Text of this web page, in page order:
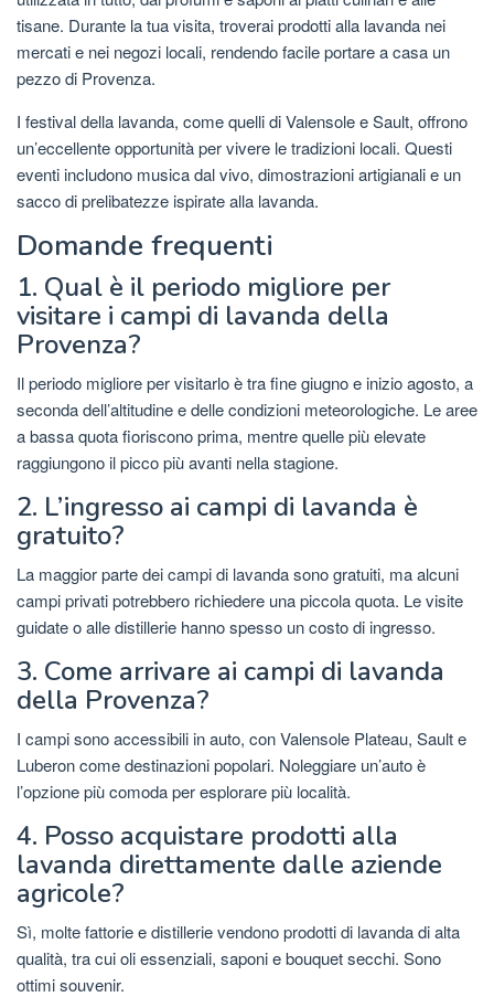
tisane. Durante la tua visita, troverai prodotti alla lavanda nei
mercati e nei negozi locali, rendendo facile portare a casa un
pezzo di Provenza.
I festival della lavanda, come quelli di Valensole e Sault, offrono
un’eccellente opportunità per vivere le tradizioni locali. Questi
eventi includono musica dal vivo, dimostrazioni artigianali e un
sacco di prelibatezze ispirate alla lavanda.
Domande frequenti
1. Qual è il periodo migliore per
visitare i campi di lavanda della
Provenza?
Il periodo migliore per visitarlo è tra fine giugno e inizio agosto, a
seconda dell’altitudine e delle condizioni meteorologiche. Le aree
a bassa quota fioriscono prima, mentre quelle più elevate
raggiungono il picco più avanti nella stagione.
2. L’ingresso ai campi di lavanda è
gratuito?
La maggior parte dei campi di lavanda sono gratuiti, ma alcuni
campi privati ​​potrebbero richiedere una piccola quota. Le visite
guidate o alle distillerie hanno spesso un costo di ingresso.
3. Come arrivare ai campi di lavanda
della Provenza?
I campi sono accessibili in auto, con Valensole Plateau, Sault e
Luberon come destinazioni popolari. Noleggiare un’auto è
l’opzione più comoda per esplorare più località.
4. Posso acquistare prodotti alla
lavanda direttamente dalle aziende
agricole?
Sì, molte fattorie e distillerie vendono prodotti di lavanda di alta
qualità, tra cui oli essenziali, saponi e bouquet secchi. Sono
ottimi souvenir.